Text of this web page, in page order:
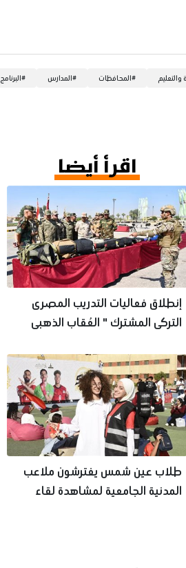
والتعليم #المحافظات #المدارس #البرنامج
اقرأ أيضا
إنطلاق فعاليات التدريب المصرى
التركى المشترك " العُقاب الذهبى
طلاب عين شمس يفترشون ملاعب
المدنية الجامعية لمشاهدة لقاء